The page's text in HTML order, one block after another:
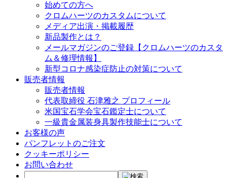
始めての方へ
クロムハーツのカスタムについて
メディア出演・掲載履歴
新品製作とは？
メールマガジンのご登録【クロムハーツのカスタ
ム＆修理情報】
新型コロナ感染症防止の対策について
販売者情報
販売者情報
代表取締役 石津雅之 プロフィール
米国宝石学会宝石鑑定士について
一級貴金属装身具製作技能士について
お客様の声
パンフレットのご注文
クッキーポリシー
お問い合わせ